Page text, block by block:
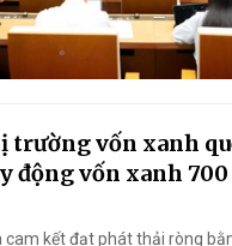
trường vốn xanh
động vốn xanh 700
cam kết đạt phát thải ròng